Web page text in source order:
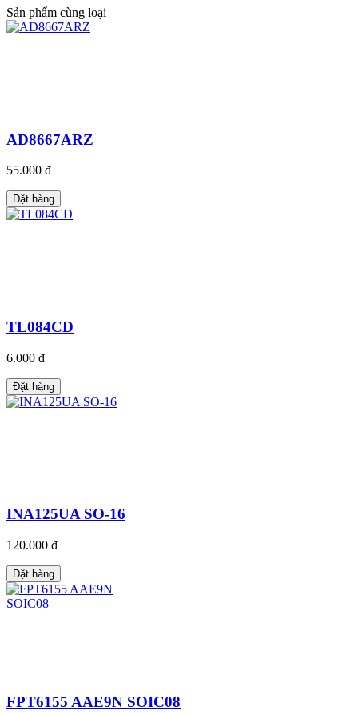
Sản phẩm cùng loại
AD8667ARZ
55.000 đ
Đặt hàng
TL084CD
6.000 đ
Đặt hàng
INA125UA SO-16
120.000 đ
Đặt hàng
FPT6155 AAE9N SOIC08